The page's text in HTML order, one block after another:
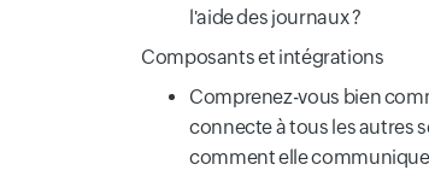
l'aide des journaux ?
Composants et intégrations
Comprenez-vous bien
connecte à tous les autres
comment elle communique